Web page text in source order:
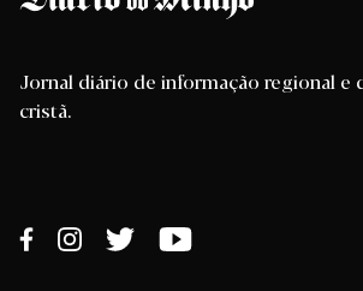
Jornal diário de informação regional e
cristã.